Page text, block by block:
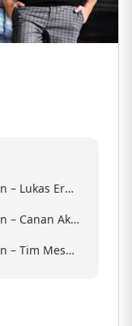
Schüchtern bis nüchtern – Lukas Ernle
Schüchtern bis nüchtern – Canan Akcabey
Schüchtern bis nüchtern – Tim Messner